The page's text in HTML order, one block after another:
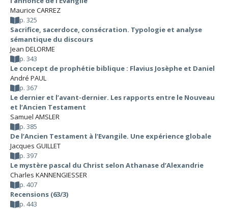
Maurice CARREZ
p. 325
Sacrifice, sacerdoce, consécration. Typologie et analyse
sémantique du discours
Jean DELORME
p. 343
Le concept de prophétie biblique : Flavius Josèphe et Daniel
André PAUL
p. 367
Le dernier et l’avant-dernier. Les rapports entre le Nouveau
et l’Ancien Testament
Samuel AMSLER
p. 385
De l’Ancien Testament à l’Evangile. Une expérience globale
Jacques GUILLET
p. 397
Le mystère pascal du Christ selon Athanase d’Alexandrie
Charles KANNENGIESSER
p. 407
Recensions (63/3)
p. 443